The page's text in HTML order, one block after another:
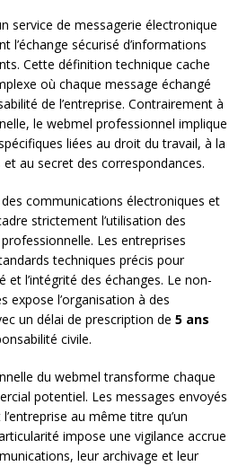
service de messagerie électronique
l’échange sécurisé d’informations
Cette définition technique cache
où chaque message échangé
de l’entreprise. Contrairement à
le webmel professionnel implique
liées au droit du travail, à la
au secret des correspondances.
communications électroniques et
strictement l’utilisation des
Les entreprises
techniques précis pour
et l’intégrité des échanges. Le non-
expose l’organisation à des
un délai de prescription de 5 ans
civile.
du webmel transforme chaque
potentiel. Les messages envoyés
au même titre qu’un
impose une vigilance accrue
leur archivage et leur